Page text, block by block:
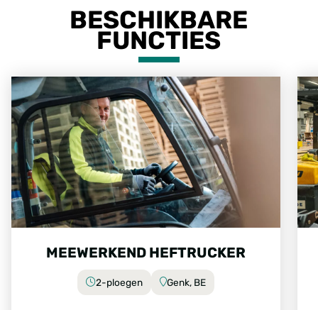
BESCHIKBARE
FUNCTIES
MEEWERKEND HEFTRUCKER
2-ploegen Genk, BE